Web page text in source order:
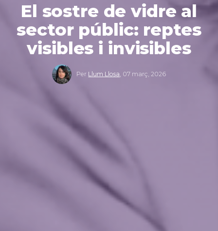
El sostre de vidre al
sector públic: reptes
visibles i invisibles
Per Llum Llosa, 07 març, 2026